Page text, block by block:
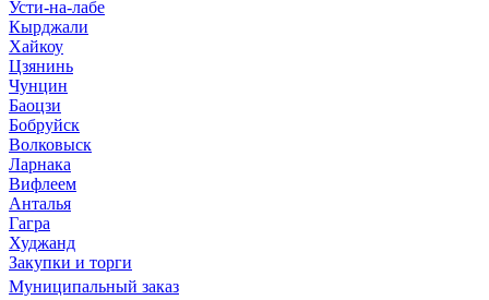
Усти-на-лабе
Кырджали
Хайкоу
Цзянинь
Чунцин
Баоцзи
Бобруйск
Волковыск
Ларнака
Вифлеем
Анталья
Гагра
Худжанд
Закупки и торги
Муниципальный заказ